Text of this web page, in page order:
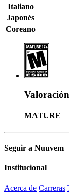
Italiano
Japonés
Coreano
Valoración
MATURE
Seguir a Nuuvem
Institucional
Acerca de Carreras